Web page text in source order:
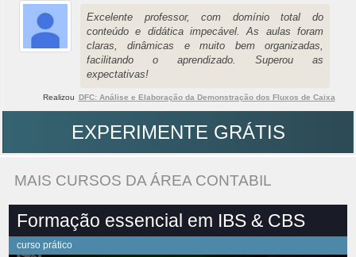
Excelente professor, com domínio total do
conteúdo e didática impecável. As aulas foram
claras, dinâmicas e muito bem organizadas,
facilitando o aprendizado. Superou as
expectativas!
Realizou DFC: Análise e Elaboração da Demonstração dos Fluxos de Caixa
EXPERIMENTE GRÁTIS
MAIS CURSOS DA ÁREA CONTABIL
Formação essencial em IBS & CBS
curso prático